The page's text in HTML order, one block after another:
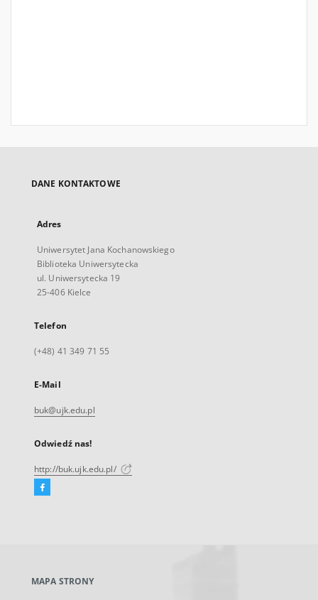
DANE KONTAKTOWE
Adres
Uniwersytet Jana Kochanowskiego
Biblioteka Uniwersytecka
ul. Uniwersytecka 19
25-406 Kielce
Telefon
(+48) 41 349 71 55
E-Mail
buk@ujk.edu.pl
Odwiedź nas!
http://buk.ujk.edu.pl/
Facebook
karcie
MAPA STRONY